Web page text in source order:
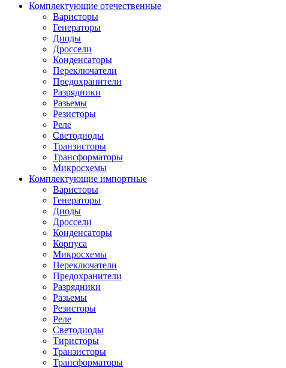
Комплектующие отечественные
Варисторы
Генераторы
Диоды
Дроссели
Конденсаторы
Переключатели
Предохранители
Разрядники
Разьемы
Резисторы
Реле
Светодиоды
Транзисторы
Трансформаторы
Микросхемы
Комплектующие импортные
Варисторы
Генераторы
Диоды
Дроссели
Конденсаторы
Корпуса
Микросхемы
Переключатели
Предохранители
Разрядники
Разьемы
Резисторы
Реле
Светодиоды
Тиристоры
Транзисторы
Трансформаторы